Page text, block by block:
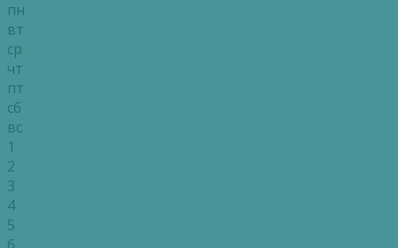
пн
вт
ср
чт
пт
сб
вс
1
2
3
4
5
6